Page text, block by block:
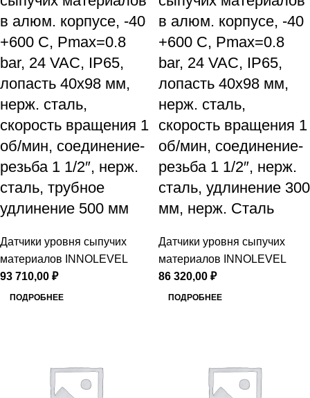
в алюм. корпусе, -40
+600 С, Рmax=0.8
bar, 24 VAC, IP65,
лопасть 40х98 мм,
нерж. сталь,
скорость вращения 1
об/мин, соединение-
резьба 1 1/2″, нерж.
сталь, трубное
удлинение 500 мм
Датчики уровня сыпучих
материалов INNOLEVEL
93 710,00 ₽
ПОДРОБНЕЕ
в алюм. корпусе, -40
+600 С, Рmax=0.8
bar, 24 VAC, IP65,
лопасть 40х98 мм,
нерж. сталь,
скорость вращения 1
об/мин, соединение-
резьба 1 1/2″, нерж.
сталь, удлинение 300
мм, нерж. Сталь
Датчики уровня сыпучих
материалов INNOLEVEL
86 320,00 ₽
ПОДРОБНЕЕ